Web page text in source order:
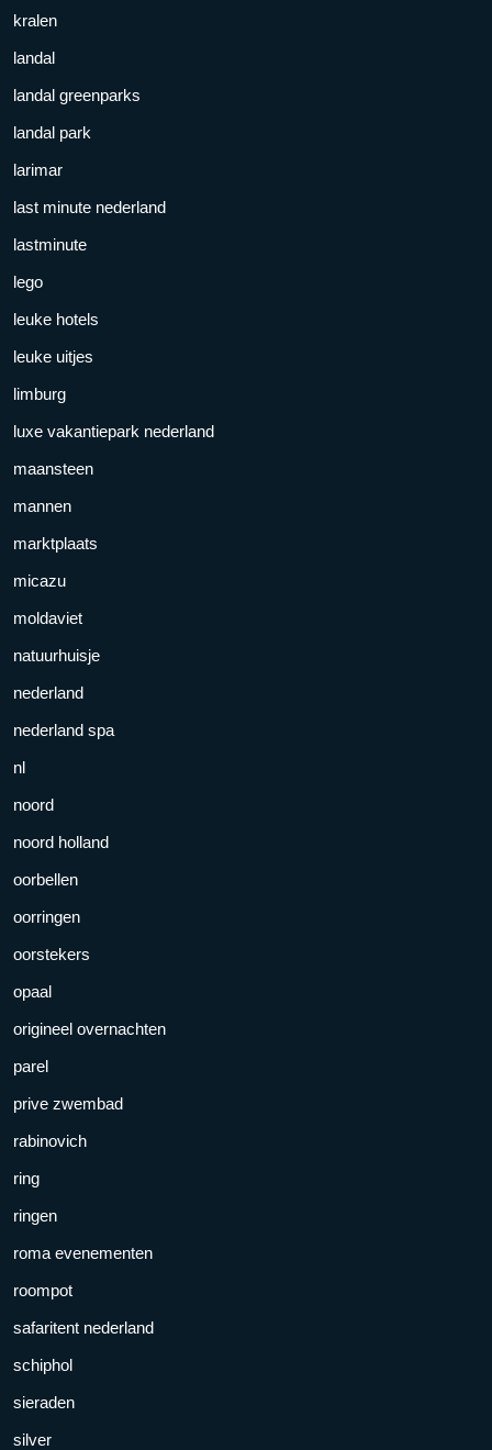
kralen
landal
landal greenparks
landal park
larimar
last minute nederland
lastminute
lego
leuke hotels
leuke uitjes
limburg
luxe vakantiepark nederland
maansteen
mannen
marktplaats
micazu
moldaviet
natuurhuisje
nederland
nederland spa
nl
noord
noord holland
oorbellen
oorringen
oorstekers
opaal
origineel overnachten
parel
prive zwembad
rabinovich
ring
ringen
roma evenementen
roompot
safaritent nederland
schiphol
sieraden
silver